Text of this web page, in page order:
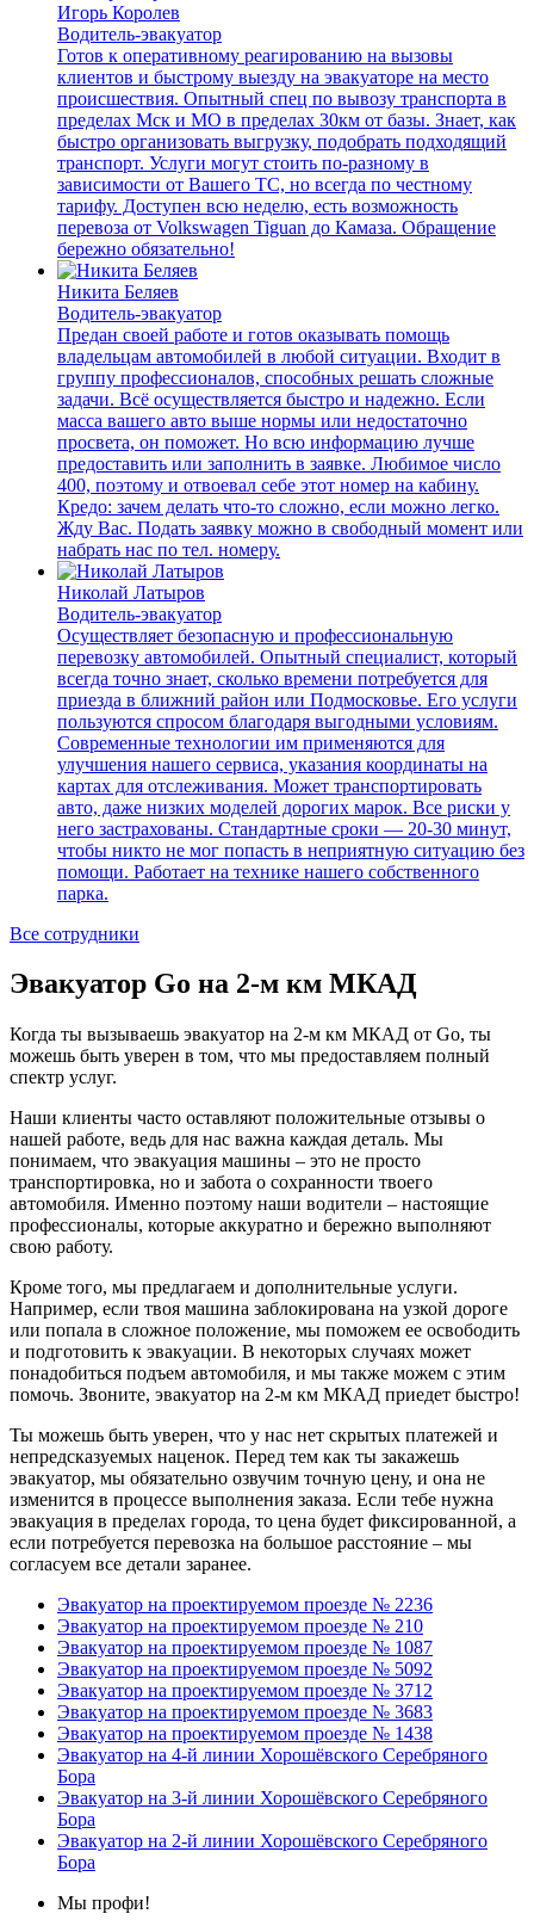
Игорь Королев
Водитель-эвакуатор
Готов к оперативному реагированию на вызовы
клиентов и быстрому выезду на эвакуаторе на место
происшествия. Опытный спец по вывозу транспорта в
пределах Мск и МО в пределах 30км от базы. Знает, как
быстро организовать выгрузку, подобрать подходящий
транспорт. Услуги могут стоить по-разному в
зависимости от Вашего ТС, но всегда по честному
тарифу. Доступен всю неделю, есть возможность
перевоза от Volkswagen Tiguan до Камаза. Обращение
бережно обязательно!
Никита Беляев
Водитель-эвакуатор
Предан своей работе и готов оказывать помощь
владельцам автомобилей в любой ситуации. Входит в
группу профессионалов, способных решать сложные
задачи. Всё осуществляется быстро и надежно. Если
масса вашего авто выше нормы или недостаточно
просвета, он поможет. Но всю информацию лучше
предоставить или заполнить в заявке. Любимое число
400, поэтому и отвоевал себе этот номер на кабину.
Кредо: зачем делать что-то сложно, если можно легко.
Жду Вас. Подать заявку можно в свободный момент или
набрать нас по тел. номеру.
Николай Латыров
Водитель-эвакуатор
Осуществляет безопасную и профессиональную
перевозку автомобилей. Опытный специалист, который
всегда точно знает, сколько времени потребуется для
приезда в ближний район или Подмосковье. Его услуги
пользуются спросом благодаря выгодными условиям.
Современные технологии им применяются для
улучшения нашего сервиса, указания координаты на
картах для отслеживания. Может транспортировать
авто, даже низких моделей дорогих марок. Все риски у
него застрахованы. Стандартные сроки — 20-30 минут,
чтобы никто не мог попасть в неприятную ситуацию без
помощи. Работает на технике нашего собственного
парка.
Все сотрудники
Эвакуатор Go на 2-м км МКАД
Когда ты вызываешь эвакуатор на 2-м км МКАД от Go, ты
можешь быть уверен в том, что мы предоставляем полный
спектр услуг.
Наши клиенты часто оставляют положительные отзывы о
нашей работе, ведь для нас важна каждая деталь. Мы
понимаем, что эвакуация машины – это не просто
транспортировка, но и забота о сохранности твоего
автомобиля. Именно поэтому наши водители – настоящие
профессионалы, которые аккуратно и бережно выполняют
свою работу.
Кроме того, мы предлагаем и дополнительные услуги.
Например, если твоя машина заблокирована на узкой дороге
или попала в сложное положение, мы поможем ее освободить
и подготовить к эвакуации. В некоторых случаях может
понадобиться подъем автомобиля, и мы также можем с этим
помочь. Звоните, эвакуатор на 2-м км МКАД приедет быстро!
Ты можешь быть уверен, что у нас нет скрытых платежей и
непредсказуемых наценок. Перед тем как ты закажешь
эвакуатор, мы обязательно озвучим точную цену, и она не
изменится в процессе выполнения заказа. Если тебе нужна
эвакуация в пределах города, то цена будет фиксированной, а
если потребуется перевозка на большое расстояние – мы
согласуем все детали заранее.
Эвакуатор на проектируемом проезде № 2236
Эвакуатор на проектируемом проезде № 210
Эвакуатор на проектируемом проезде № 1087
Эвакуатор на проектируемом проезде № 5092
Эвакуатор на проектируемом проезде № 3712
Эвакуатор на проектируемом проезде № 3683
Эвакуатор на проектируемом проезде № 1438
Эвакуатор на 4-й линии Хорошёвского Серебряного
Бора
Эвакуатор на 3-й линии Хорошёвского Серебряного
Бора
Эвакуатор на 2-й линии Хорошёвского Серебряного
Бора
Мы профи!